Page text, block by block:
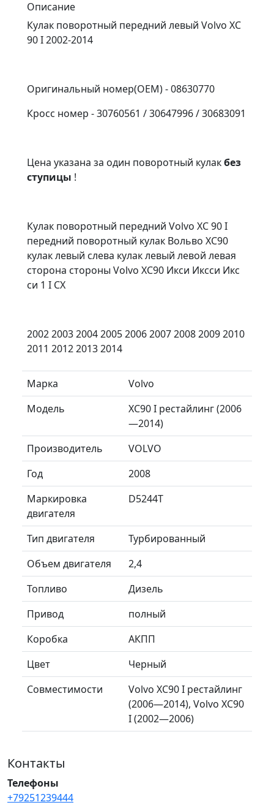
Описание
Кулак поворотный передний левый Volvo XC
90 I 2002-2014
Оригинальный номер(OEM) - 08630770
Кросс номер - 30760561 / 30647996 / 30683091
Цена указана за один поворотный кулакбез
ступицы !
Кулак поворотный передний Volvo XC 90 I
передний поворотный кулак Вольво XC90
кулак левый слева кулак левый левой левая
сторона стороны Volvo XC90 Икси Иксси Икс
си 1 I CX
2002 2003 2004 2005 2006 2007 2008 2009 2010
2011 2012 2013 2014
Марка
Volvo
Модель
XC90 I рестайлинг (2006
—2014)
Производитель
VOLVO
Год
2008
Маркировка
двигателя
D5244T
Тип двигателя
Турбированный
Объем двигателя
2,4
Топливо
Дизель
Привод
полный
Коробка
АКПП
Цвет
Черный
Совместимости
Volvo XC90 I рестайлинг
(2006—2014), Volvo XC90
I (2002—2006)
Контакты
Телефоны
+79251239444